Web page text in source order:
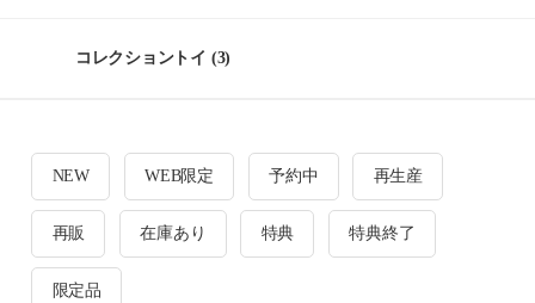
コレクショントイ (3)
NEW WEB限定 予約中 再生産
再販 在庫あり 特典 特典終了
限定品